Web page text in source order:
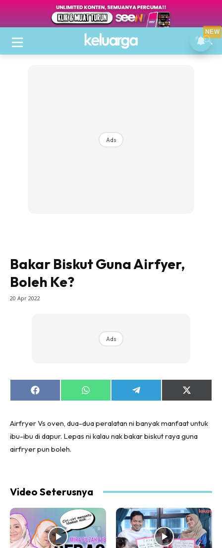
Ads
Bakar Biskut Guna Airfyer,
Boleh Ke?
20 Apr 2022
Ads
Share
on
Share
on
Share
on
Share
on
Airfryer Vs oven, dua-dua peralatan ni banyak manfaat untuk
ibu-ibu di dapur. Lepas ni kalau nak bakar biskut raya guna
airfryer pun boleh.
Video Seterusnya
NEW